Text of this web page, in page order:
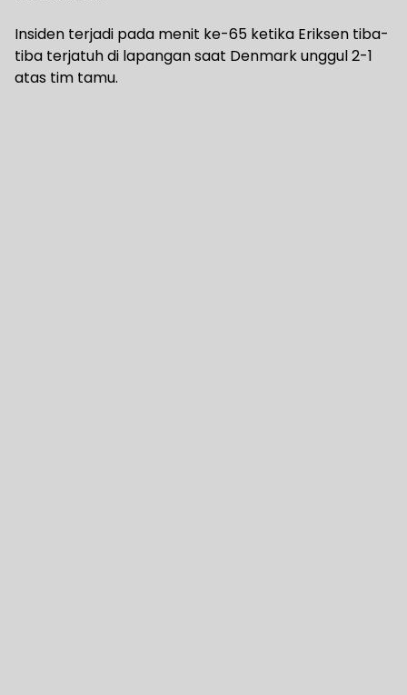
Insiden terjadi pada menit ke-65 ketika Eriksen tiba-
tiba terjatuh di lapangan saat Denmark unggul 2-1
atas tim tamu.